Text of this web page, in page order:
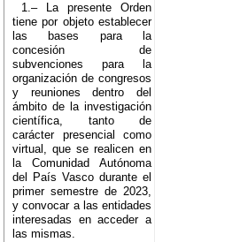
1.– La presente Orden
tiene por objeto establecer
las bases para la
concesión de
subvenciones para la
organización de congresos
y reuniones dentro del
ámbito de la investigación
científica, tanto de
carácter presencial como
virtual, que se realicen en
la Comunidad Autónoma
del País Vasco durante el
primer semestre de 2023,
y convocar a las entidades
interesadas en acceder a
las mismas.